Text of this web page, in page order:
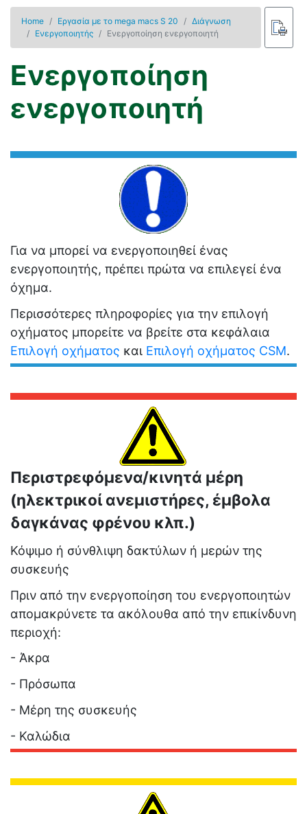
Home Εργασία με το mega macs S 20
Διάγνωση
Ενεργοποιητής
Ενεργοποίηση ενεργοποιητή
Ενεργοποίηση
ενεργοποιητή
Για να μπορεί να ενεργοποιηθεί ένας
ενεργοποιητής, πρέπει πρώτα να επιλεγεί ένα
όχημα.
Περισσότερες πληροφορίες για την επιλογή
οχήματος μπορείτε να βρείτε στα κεφάλαια
Επιλογή οχήματος και Επιλογή οχήματος CSM.
Περιστρεφόμενα/κινητά μέρη
(ηλεκτρικοί ανεμιστήρες, έμβολα
δαγκάνας φρένου κλπ.)
Κόψιμο ή σύνθλιψη δακτύλων ή μερών της
συσκευής
Πριν από την ενεργοποίηση του ενεργοποιητών
απομακρύνετε τα ακόλουθα από την επικίνδυνη
περιοχή:
- Άκρα
- Πρόσωπα
- Μέρη της συσκευής
- Καλώδια